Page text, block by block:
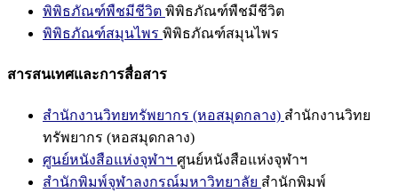
พิพิธภัณฑ์พืชมีชีวิต พิพิธภัณฑ์พืชมีชีวิต
พิพิธภัณฑ์สมุนไพร พิพิธภัณฑ์สมุนไพร
สารสนเทศและการสื่อสาร
สำนักงานวิทยทรัพยากร (หอสมุดกลาง) สำนักงานวิทย
ทรัพยากร (หอสมุดกลาง)
ศูนย์หนังสือแห่งจุฬาฯ ศูนย์หนังสือแห่งจุฬาฯ
สำนักพิมพ์จุฬาลงกรณ์มหาวิทยาลัย สำนักพิมพ์